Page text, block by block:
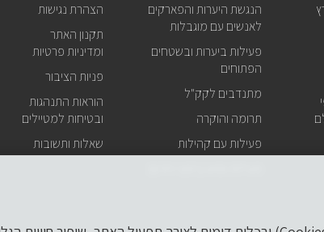
במייל
הנגשת היערות והפארקים
לאנשים עם מוגבלות
פעילות ביערות ובשטחים
הפתוחים
מתנדבים לקק"ל
תרומה והוקרה
פעילות עם קהילות
הצהרת נגישות
תקנון האתר
ומדיניות פרטיות
פניות הציבור
הוראות התנהגות
ובטיחות למטיילים
שאלות ותשובות